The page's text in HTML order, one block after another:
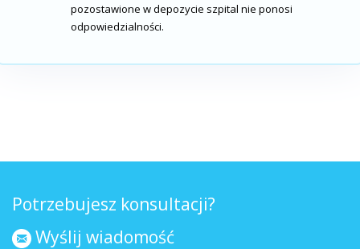
pozostawione w depozycie szpital nie ponosi
odpowiedzialności.
Potrzebujesz konsultacji?
Wyślij wiadomość